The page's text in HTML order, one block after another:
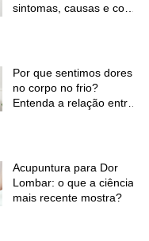
sintomas, causas e como
Por que sentimos dores
no corpo no frio?
Entenda a relação entre
Acupuntura para Dor
Lombar: o que a ciência
mais recente mostra?